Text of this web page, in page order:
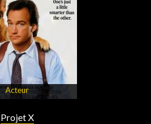
Acteur
Projet X